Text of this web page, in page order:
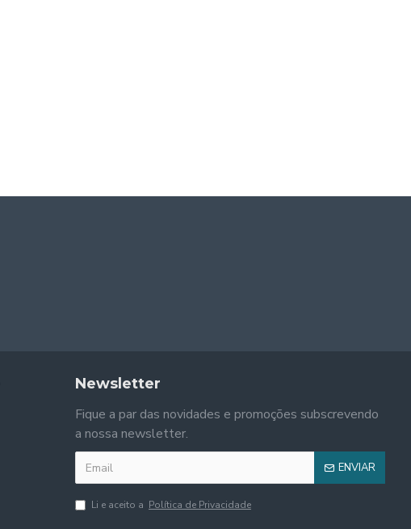
Newsletter
Fique a par das novidades e promoções subscrevendo
a nossa newsletter.
ENVIAR
Li e aceito a Política de Privacidade